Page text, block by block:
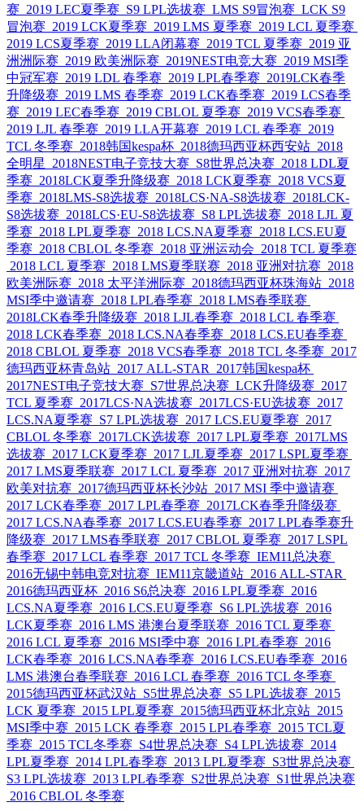
赛 2019 LEC夏季赛 S9 LPL选拔赛 LMS S9冒泡赛 LCK S9
冒泡赛 2019 LCK夏季赛 2019 LMS 夏季赛 2019 LCL 夏季赛
2019 LCS夏季赛 2019 LLA闭幕赛 2019 TCL 夏季赛 2019 亚
洲洲际赛 2019 欧美洲际赛 2019NEST电竞大赛 2019 MSI季
中冠军赛 2019 LDL 春季赛 2019 LPL春季赛 2019LCK春季
升降级赛 2019 LMS 春季赛 2019 LCK春季赛 2019 LCS春季
赛 2019 LEC春季赛 2019 CBLOL 夏季赛 2019 VCS春季赛
2019 LJL 春季赛 2019 LLA开幕赛 2019 LCL 春季赛 2019
TCL 冬季赛 2018韩国kespa杯 2018德玛西亚杯西安站 2018
全明星
2018NEST电子竞技大赛 S8世界总决赛 2018 LDL夏
季赛 2018LCK夏季升降级赛 2018 LCK夏季赛 2018 VCS夏
季赛 2018LMS-S8选拔赛 2018LCS·NA-S8选拔赛 2018LCK-
S8选拔赛 2018LCS·EU-S8选拔赛 S8 LPL选拔赛 2018 LJL 夏
季赛 2018 LPL夏季赛 2018 LCS.NA夏季赛 2018 LCS.EU夏
季赛 2018 CBLOL 冬季赛 2018 亚洲运动会 2018 TCL 夏季赛
2018 LCL 夏季赛 2018 LMS夏季联赛 2018 亚洲对抗赛 2018
欧美洲际赛 2018 太平洋洲际赛 2018德玛西亚杯珠海站 2018
MSI季中邀请赛 2018 LPL春季赛 2018 LMS春季联赛
2018LCK春季升降级赛 2018 LJL春季赛 2018 LCL 春季赛
2018 LCK春季赛 2018 LCS.NA春季赛 2018 LCS.EU春季赛
2018 CBLOL 夏季赛 2018 VCS春季赛 2018 TCL 冬季赛 2017
德玛西亚杯青岛站 2017 ALL-STAR
2017韩国kespa杯
2017NEST电子竞技大赛 S7世界总决赛 LCK升降级赛 2017
TCL 夏季赛 2017LCS·NA选拔赛 2017LCS·EU选拔赛 2017
LCS.NA夏季赛 S7 LPL选拔赛 2017 LCS.EU夏季赛 2017
CBLOL 冬季赛 2017LCK选拔赛 2017 LPL夏季赛 2017LMS
选拔赛 2017 LCK夏季赛 2017 LJL夏季赛 2017 LSPL夏季赛
2017 LMS夏季联赛 2017 LCL 夏季赛 2017 亚洲对抗赛 2017
欧美对抗赛 2017德玛西亚杯长沙站 2017 MSI 季中邀请赛
2017 LCK春季赛 2017 LPL春季赛 2017LCK春季升降级赛
2017 LCS.NA春季赛 2017 LCS.EU春季赛 2017 LPL春季赛升
降级赛 2017 LMS春季联赛 2017 CBLOL 夏季赛 2017 LSPL
春季赛 2017 LCL 春季赛 2017 TCL 冬季赛 IEM11总决赛
2016无锡中韩电竞对抗赛 IEM11京畿道站 2016 ALL-STAR
2016德玛西亚杯 2016 S6总决赛 2016 LPL夏季赛 2016
LCS.NA夏季赛 2016 LCS.EU夏季赛 S6 LPL选拔赛 2016
LCK夏季赛 2016 LMS 港澳台夏季联赛 2016 TCL 夏季赛
2016 LCL 夏季赛 2016 MSI季中赛 2016 LPL春季赛 2016
LCK春季赛 2016 LCS.NA春季赛 2016 LCS.EU春季赛 2016
LMS 港澳台春季联赛 2016 LCL 春季赛 2016 TCL 冬季赛
2015德玛西亚杯武汉站 S5世界总决赛 S5 LPL选拔赛 2015
LCK 夏季赛 2015 LPL夏季赛 2015德玛西亚杯北京站 2015
MSI季中赛 2015 LCK 春季赛 2015 LPL春季赛 2015 TCL夏
季赛 2015 TCL冬季赛 S4世界总决赛 S4 LPL选拔赛 2014
LPL夏季赛 2014 LPL春季赛 2013 LPL夏季赛 S3世界总决赛
S3 LPL选拔赛 2013 LPL春季赛 S2世界总决赛 S1世界总决赛
2016 CBLOL 冬季赛